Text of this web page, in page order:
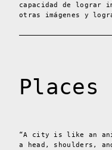
capacidad de lograr
otras imágenes y
Places
“A city is like an
a head, shoulders,